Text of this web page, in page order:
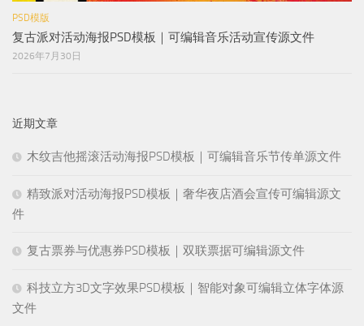
PSD模版
复古派对活动海报PSD模板｜可编辑音乐活动宣传源文件
2026年7月30日
近期文章
木纹吉他摇滚活动海报PSD模板｜可编辑音乐节传单源文件
精致派对活动海报PSD模板｜奢华夜店酒会宣传可编辑源文
件
复古票券与优惠券PSD模板｜双联票据可编辑源文件
科技立方3D文字效果PSD模板｜智能对象可编辑立体字体源
文件